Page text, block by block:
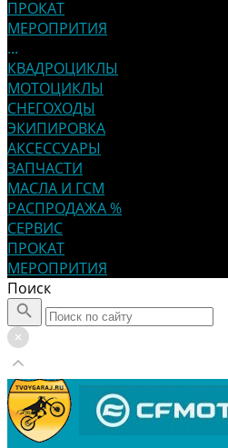
ПРОКАТ
МЕРОПРИТИЯ
...
КВАДРОЦИКЛЫ
МОТОЦИКЛЫ
СНЕГОХОДЫ
ЭКИПИРОВКА
АКСЕССУАРЫ
ЗАПЧАСТИ
МАСЛА И ГСМ
РАСПРОДАЖА %
СЕРВИС
ПРОКАТ
МЕРОПРИТИЯ
Поиск